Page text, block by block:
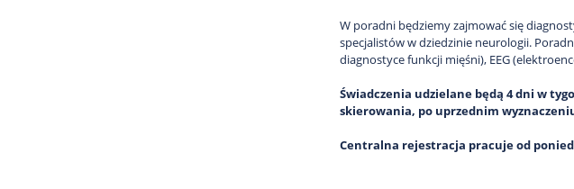
W poradni będziemy zajmować się
specjalistów w dziedzinie neurologii.
diagnostyce funkcji mięśni), EEG
Świadczenia udzielane będą 4 dni w
skierowania, po uprzednim
Centralna rejestracja pracuje od